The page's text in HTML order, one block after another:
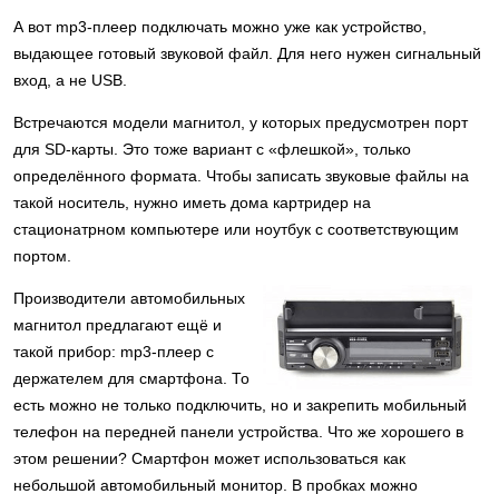
А вот mp3-плеер подключать можно уже как устройство,
выдающее готовый звуковой файл. Для него нужен сигнальный
вход, а не USB.
Встречаются модели магнитол, у которых предусмотрен порт
для SD-карты. Это тоже вариант с «флешкой», только
определённого формата. Чтобы записать звуковые файлы на
такой носитель, нужно иметь дома картридер на
стационатрном компьютере или ноутбук с соответствующим
портом.
Производители автомобильных
магнитол предлагают ещё и
такой прибор: mp3-плеер с
держателем для смартфона. То
есть можно не только подключить, но и закрепить мобильный
телефон на передней панели устройства. Что же хорошего в
этом решении? Смартфон может использоваться как
небольшой автомобильный монитор. В пробках можно